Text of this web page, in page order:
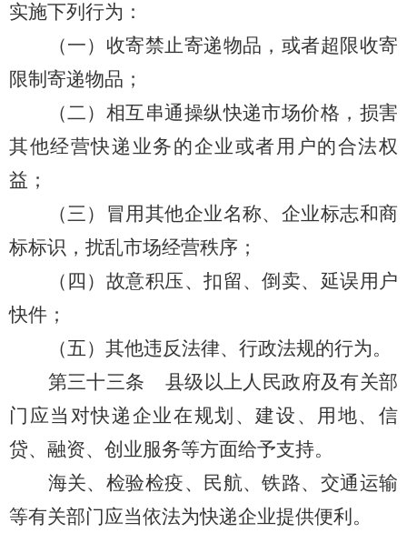
实施下列行为：
（一） 收寄禁止寄递物品，或者超限收寄
限制寄递物品；
（二）相互串通操纵快递市场价格，损害
其他经营快递业务的企业或者用户的合法权
益；
（三）冒用其他企业名称、企业标志和商
标标识，扰乱市场经营秩序；
（四）故意积压、扣留、倒卖、延误用户
快件；
（五） 其他违反法律、行政法规的行为。
第三十三条 县级以上人民政府及有关部
门应当对快递企业在规划、建设、用地、信
贷、融资、创业服务等方面给予支持。
海关、检验检疫、民航、铁路、交通运输
等有关部门应当依法为快递企业提供便利。